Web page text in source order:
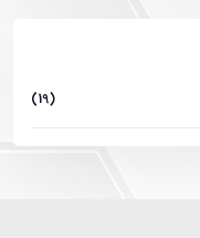
(19)